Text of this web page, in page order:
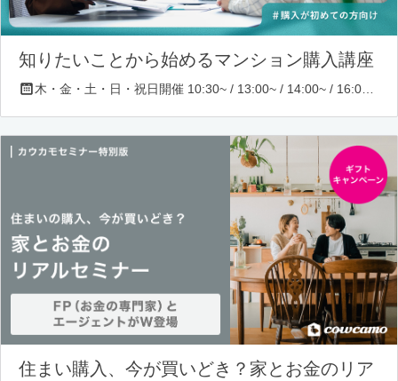
知りたいことから始めるマンション購入講座
住まい購入、今が買いどき？家とお金のリア